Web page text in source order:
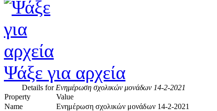
Ψάξε για αρχεία
Details forΕνημέρωση σχολικών μονάδων 14-2-2021
Property
Value
Name
Ενημέρωση σχολικών μονάδων 14-2-2021